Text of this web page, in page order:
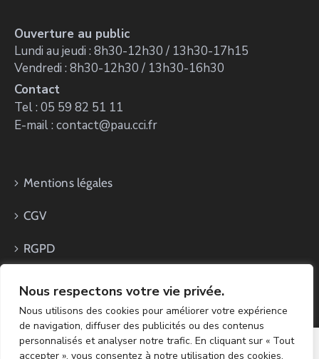
Nous respectons votre vie privée.
Nous utilisons des cookies pour améliorer votre expérience
de navigation, diffuser des publicités ou des contenus
personnalisés et analyser notre trafic. En cliquant sur « Tout
accepter », vous consentez à notre utilisation des cookies.
Ouverture au public
Lundi au jeudi : 8h30-12h30 / 13h30-17h15
Vendredi : 8h30-12h30 / 13h30-16h30
Contact
Tel : 05 59 82 51 11
E-mail : contact@pau.cci.fr
Mentions légales
CGV
RGPD